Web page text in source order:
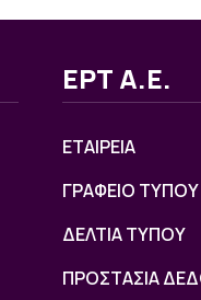
ΕΡΤ Α.Ε.
ΕΤΑΙΡΕΙΑ
ΓΡΑΦΕΙΟ ΤΥΠΟΥ
ΔΕΛΤΙΑ ΤΥΠΟΥ
ΠΡΟΣΤΑΣΙΑ